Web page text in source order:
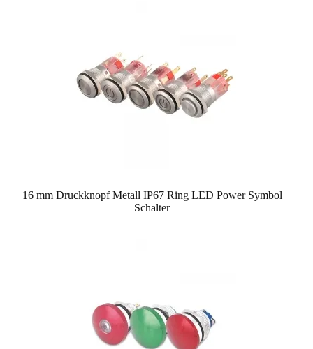
16 mm Druckknopf Metall IP67 Ring LED Power Symbol
Schalter